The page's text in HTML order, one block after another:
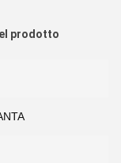
prodotto